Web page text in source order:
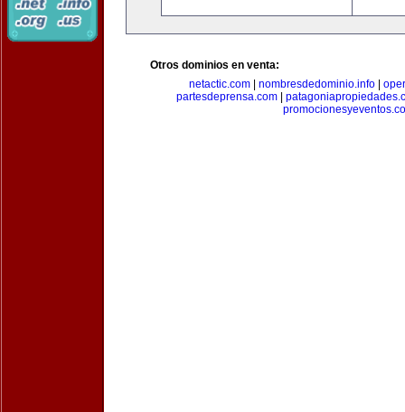
Otros dominios en venta:
netactic.com| nombresdedominio.info|
partesdeprensa.com|